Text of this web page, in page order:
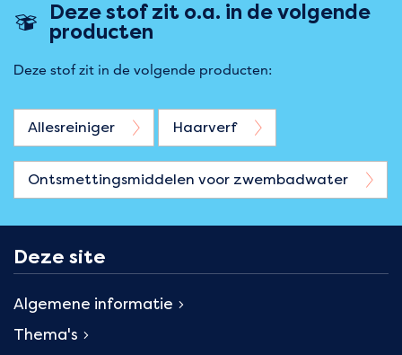
Deze stof zit o.a. in de volgende
producten
Deze stof zit in de volgende producten:
Allesreiniger Haarverf
Ontsmettingsmiddelen voor zwembadwater
Deze site
Algemene informatie
Thema's